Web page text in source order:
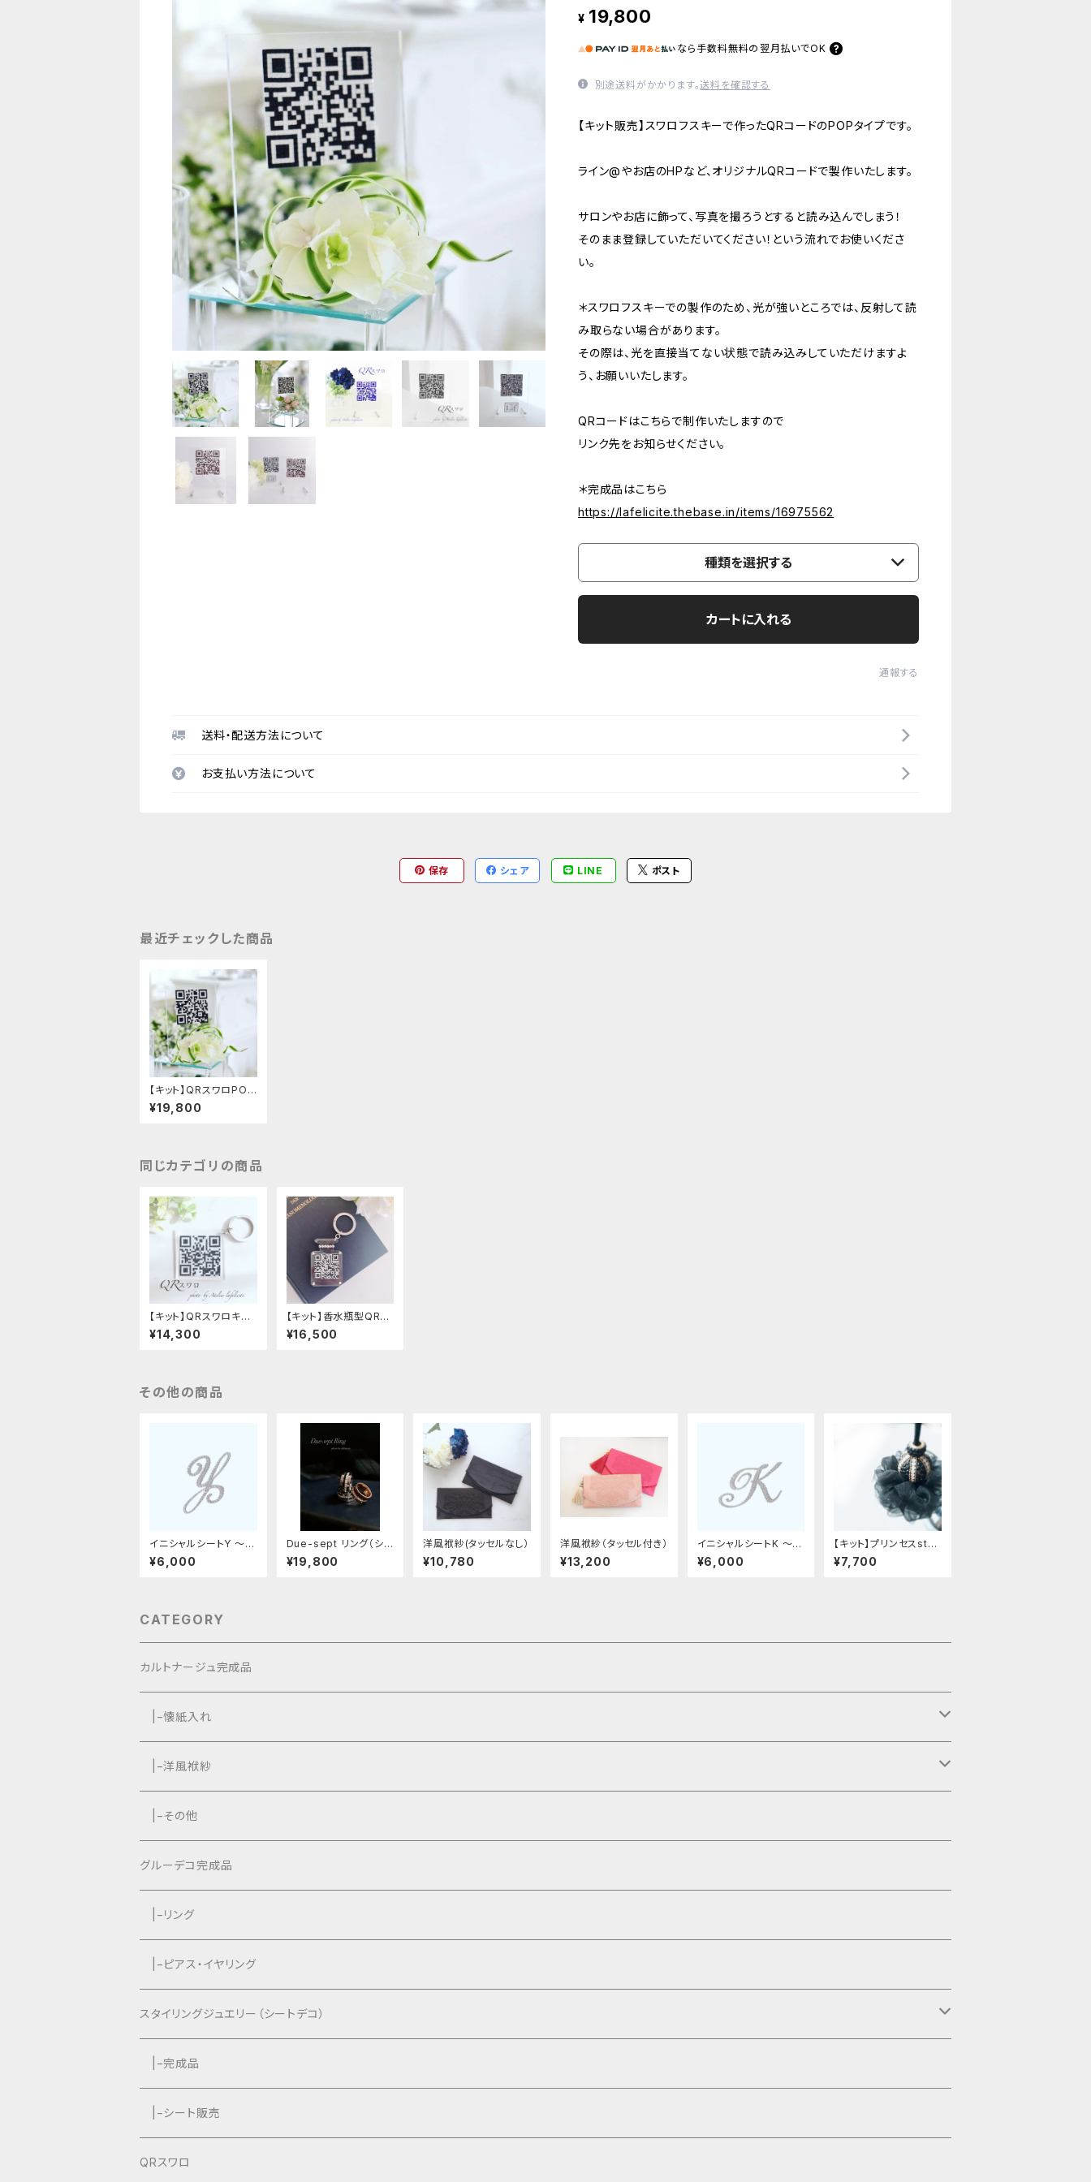
¥ 19,800
なら 手数料無料の 翌月払いでOK
別途送料がかかります。送料を確認する
【キット販売】スワロフスキーで作ったQRコードのPOPタイプです。
ライン@やお店のHPなど、オリジナルQRコードで製作いたします。
サロンやお店に飾って、写真を撮ろうとすると読み込んでしまう！
そのまま登録していただいてください！という流れでお使いくださ
い。
＊スワロフスキーでの製作のため、光が強いところでは、反射して読
み取らない場合があります。
その際は、光を直接当てない状態で読み込みしていただけますよ
う、お願いいたします。
QRコードはこちらで制作いたしますので
リンク先をお知らせください。
＊完成品はこちら
https://lafelicite.thebase.in/items/16975562
種類を選択する
カートに入れる
通報する
送料・配送方法について
お支払い方法について
保存 シェア LINE ポスト
最近チェックした商品
【キット】QRスワロPOP
タイプ
¥19,800
同じカテゴリの商品
【キット】QRスワロキー
ホルダー
¥14,300
【キット】香水瓶型QRス
ワロ・バックチャーム(完
成品）
¥16,500
その他の商品
イニシャルシートY 〜革
デコ用フィット〜
¥6,000
Due-sept リング（シル
バー）
¥19,800
洋風袱紗(タッセルなし）
¥10,780
洋風袱紗（タッセル付き）
¥13,200
イニシャルシートK 〜革
デコ用フィット〜
¥6,000
【キット】プリンセスstyl
eタッセル
¥7,700
CATEGORY
カルトナージュ完成品
|−懐紙入れ
|−タッセル付き
|−タッセルなし
|−洋風袱紗
|−タッセル付き
|−タッセルなし
|−その他
グルーデコ完成品
|−リング
|−ピアス・イヤリング
スタイリングジュエリー（シートデコ）
数秘＆カラー®︎コラボ作品
|−完成品
|−シート販売
QRスワロ